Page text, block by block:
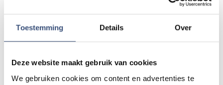
Toestemming Details Over
Deze website maakt gebruik van cookies
We gebruiken cookies om content en advertenties te
Zie je een fout in dit artikel, werkt iets niet goed of kom je een
advertentie tegen die niet klopt? Laat het ons weten via
redactie@omroeparchipel.nl. We kijken er graag naar.
Andere events